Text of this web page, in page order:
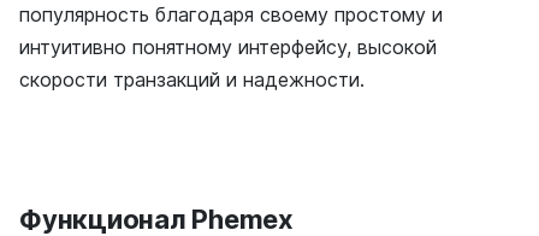
популярность благодаря своему простому и
интуитивно понятному интерфейсу, высокой
скорости транзакций и надежности.
Функционал Phemex